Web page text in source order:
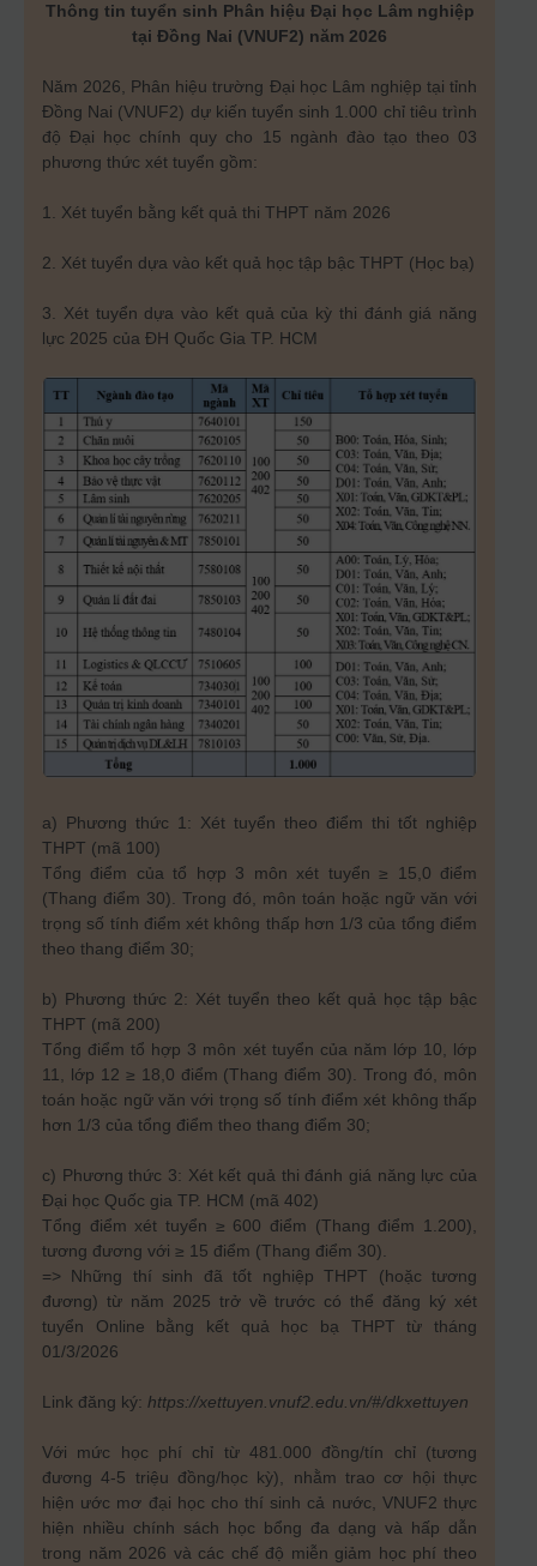
Thông tin tuyển sinh Phân hiệu Đại học Lâm nghiệp
tại Đồng Nai (VNUF2) năm 2026
Năm 2026, Phân hiệu trường Đại học Lâm nghiệp tại tỉnh
Đồng Nai (VNUF2) dự kiến tuyển sinh 1.000 chỉ tiêu trình
độ Đại học chính quy cho 15 ngành đào tạo theo 03
phương thức xét tuyển gồm:
1. Xét tuyển bằng kết quả thi THPT năm 2026
2. Xét tuyển dựa vào kết quả học tập bậc THPT (Học bạ)
3. Xét tuyển dựa vào kết quả của kỳ thi đánh giá năng
lực 2025 của ĐH Quốc Gia TP. HCM
a) Phương thức 1: Xét tuyển theo điểm thi tốt nghiệp
THPT (mã 100)
Tổng điểm của tổ hợp 3 môn xét tuyển ≥ 15,0 điểm
(Thang điểm 30). Trong đó, môn toán hoặc ngữ văn với
trọng số tính điểm xét không thấp hơn 1/3 của tổng điểm
theo thang điểm 30;
b) Phương thức 2: Xét tuyển theo kết quả học tập bậc
THPT (mã 200)
Tổng điểm tổ hợp 3 môn xét tuyển của năm lớp 10, lớp
11, lớp 12 ≥ 18,0 điểm (Thang điểm 30). Trong đó, môn
toán hoặc ngữ văn với trọng số tính điểm xét không thấp
hơn 1/3 của tổng điểm theo thang điểm 30;
c) Phương thức 3: Xét kết quả thi đánh giá năng lực của
Đại học Quốc gia TP. HCM (mã 402)
Tổng điểm xét tuyển ≥ 600 điểm (Thang điểm 1.200),
tương đương với ≥ 15 điểm (Thang điểm 30).
=> Những thí sinh đã tốt nghiệp THPT (hoặc tương
đương) từ năm 2025 trở về trước có thể đăng ký xét
tuyển Online bằng kết quả học bạ THPT từ tháng
01/3/2026
Link đăng ký: https://xettuyen.vnuf2.edu.vn/#/dkxettuyen
Với mức học phí chỉ từ 481.000 đồng/tín chỉ (tương
đương 4-5 triệu đồng/học kỳ), nhằm trao cơ hội thực
hiện ước mơ đại học cho thí sinh cả nước, VNUF2 thực
hiện nhiều chính sách học bổng đa dạng và hấp dẫn
trong năm 2026 và các chế độ miễn giảm học phí theo